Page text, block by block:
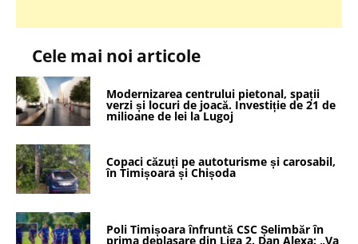
Cele mai noi articole
Modernizarea centrului pietonal, spații
verzi și locuri de joacă. Investiție de 21 de
milioane de lei la Lugoj
Copaci căzuți pe autoturisme și carosabil,
în Timișoara și Chișoda
Poli Timișoara înfruntă CSC Șelimbăr în
prima deplasare din Liga 2. Dan Alexa: „Va